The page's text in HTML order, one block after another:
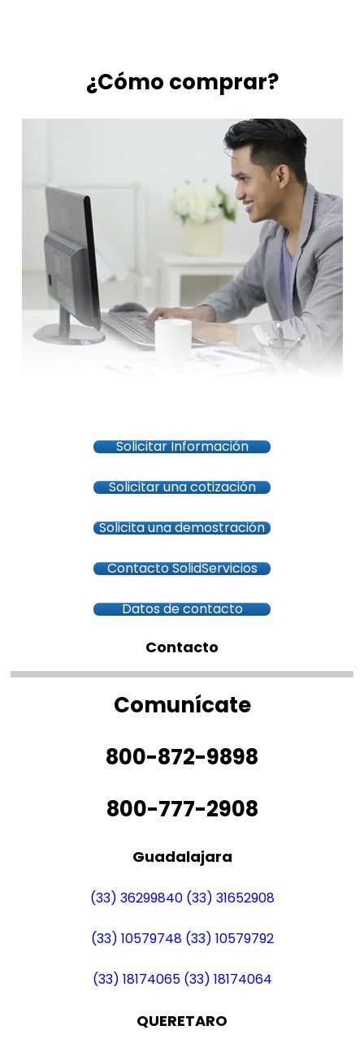
¿Cómo comprar?
Solicitar Información
Solicitar una cotización
Solicita una demostración
Contacto SolidServicios
Datos de contacto
Contacto
Comunícate
800-872-9898
800-777-2908
Guadalajara
(33) 36299840 (33) 31652908
(33) 10579748 (33) 10579792
(33) 18174065 (33) 18174064
QUERETARO